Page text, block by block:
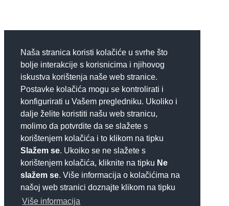
Naša stranica koristi kolačiće u svrhe što
bolje interakcije s korisnicima i njihovog
iskustva korištenja naše web stranice.
Postavke kolačića mogu se kontrolirati i
konfigurirati u Vašem pregledniku. Ukoliko i
dalje želite koristiti našu web stranicu,
molimo da potvrdite da se slažete s
korištenjem kolačića i to klikom na tipku
Slažem se. Ukoiko se ne slažete s
korištenjem kolačića, kliknite na tipku Ne
slažem se. Više informacija o kolačićima na
našoj web stranici doznajte klikom na tipku
Više informacija